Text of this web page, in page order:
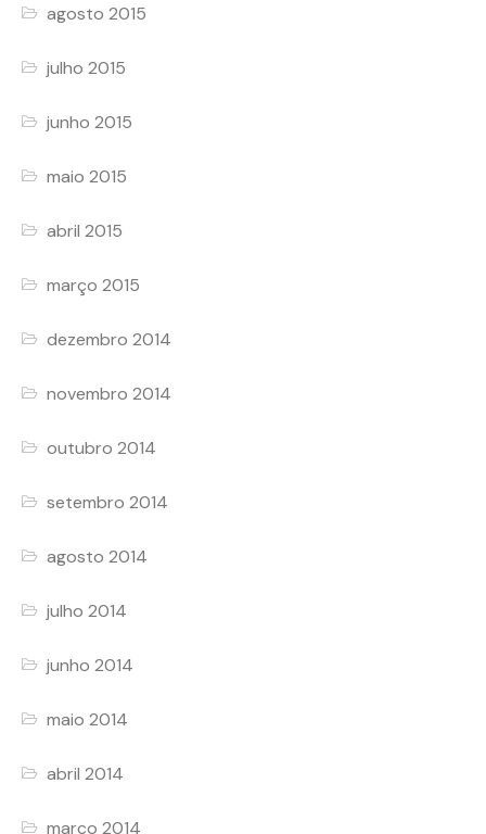
agosto 2015
julho 2015
junho 2015
maio 2015
abril 2015
março 2015
dezembro 2014
novembro 2014
outubro 2014
setembro 2014
agosto 2014
julho 2014
junho 2014
maio 2014
abril 2014
março 2014